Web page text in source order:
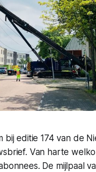
bij editie 174 van de
Van harte
De mijlpaal